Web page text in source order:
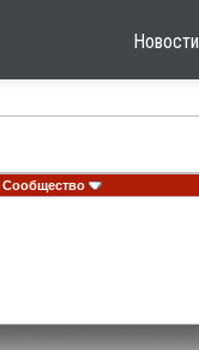
Новости
Сообщество